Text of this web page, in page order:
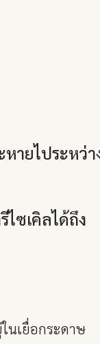
หายไประหว่า
ไซเคิลได้ถึง
นเยื่อกระดาษ